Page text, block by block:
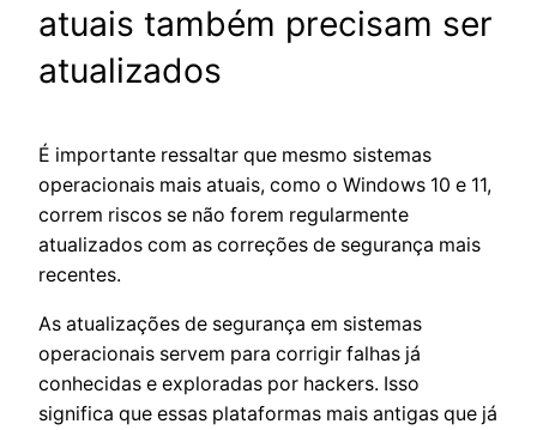
atuais também precisam ser
atualizados
É importante ressaltar que mesmo sistemas
operacionais mais atuais, como o Windows 10 e 11,
correm riscos se não forem regularmente
atualizados com as correções de segurança mais
recentes.
As atualizações de segurança em sistemas
operacionais servem para corrigir falhas já
conhecidas e exploradas por hackers. Isso
significa que essas plataformas mais antigas que já